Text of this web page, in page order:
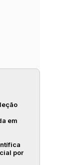
em
por